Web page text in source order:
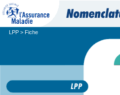
LPP > Fiche